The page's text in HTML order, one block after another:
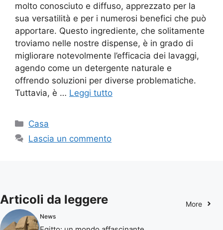
molto conosciuto e diffuso, apprezzato per la
sua versatilità e per i numerosi benefici che può
apportare. Questo ingrediente, che solitamente
troviamo nelle nostre dispense, è in grado di
migliorare notevolmente l’efficacia dei lavaggi,
agendo come un detergente naturale e
offrendo soluzioni per diverse problematiche.
Tuttavia, è … Leggi tutto
Categorie
Casa
Lascia un commento
Articoli da leggere More
News